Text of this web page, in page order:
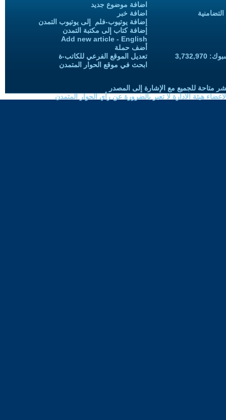
اضافة موضوع جديد
اضافة خبر
إضافة يوتيوب-فلم إلى يوتيوب التمدن
إضافة كتاب إلى مكتبة التمدن
Add new article - English
أضف حملة
تعديل الموقع الفرعي للكاتب-ة
ابحث في موقع الحوار المتمدن
متاحة للجميع مع الإشارة إلى المصدر
هيئة الادارة لا تعبر بالضرورة عن رأي الحوار المتمدن